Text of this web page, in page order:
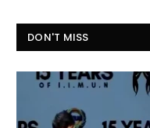
DON'T MISS